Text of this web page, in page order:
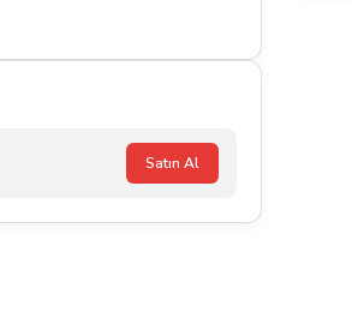
Satın Al